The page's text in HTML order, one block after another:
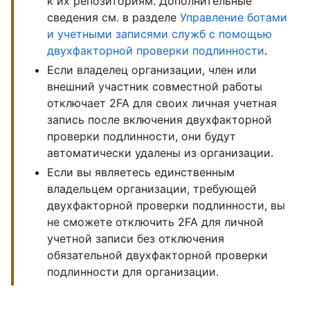
сведения см. в разделе Управление ботами
и учетными записями служб с помощью
двухфакторной проверки подлинности.
Если владелец организации, член или
внешний участник совместной работы
отключает 2FA для своих личная учетная
запись после включения двухфакторной
проверки подлинности, они будут
автоматически удалены из организации.
Если вы являетесь единственным
владельцем организации, требующей
двухфакторной проверки подлинности, вы
не сможете отключить 2FA для личной
учетной записи без отключения
обязательной двухфакторной проверки
подлинности для организации.